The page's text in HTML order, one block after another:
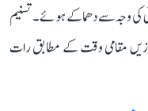
کی وجہ سے دھماکے ہوئے۔ تسنیم
مقامی وقت کے مطابق رات